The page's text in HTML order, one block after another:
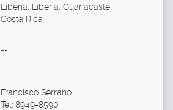
Liberia, Liberia, Guanacaste
Costa Rica
--
--
--
Francisco Serrano
Tel: 8949-8590